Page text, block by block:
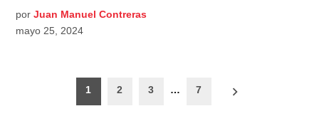
por Juan Manuel Contreras
mayo 25, 2024
Paginación
1 2 3 … 7